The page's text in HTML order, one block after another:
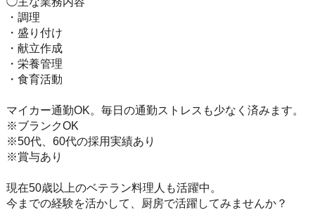
・調理
・盛り付け
・献立作成
・栄養管理
・食育活動
マイカー通勤OK。毎日の通勤ストレスも少なく済みます。
※ブランクOK
※50代、60代の採用実績あり
※賞与あり
現在50歳以上のベテラン料理人も活躍中。
今までの経験を活かして、厨房で活躍してみませんか？